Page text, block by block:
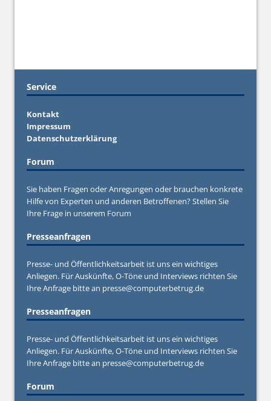
Service
Kontakt
Impressum
Datenschutzerklärung
Forum
Sie haben Fragen oder Anregungen oder brauchen konkrete
Hilfe von Experten und anderen Betroffenen? Stellen Sie
Ihre Frage in unserem Forum
Presseanfragen
Presse- und Öffentlichkeitsarbeit ist uns ein wichtiges
Anliegen. Für Auskünfte, O-Töne und Interviews richten Sie
Ihre Anfrage bitte an presse@computerbetrug.de
Presseanfragen
Presse- und Öffentlichkeitsarbeit ist uns ein wichtiges
Anliegen. Für Auskünfte, O-Töne und Interviews richten Sie
Ihre Anfrage bitte an presse@computerbetrug.de
Forum